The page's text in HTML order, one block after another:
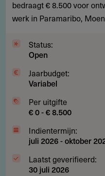
ontwerpersresidency
in
bedraagt € 8.500 voor
werk in Paramaribo,
Status:
Open
Jaarbudget:
Variabel
Per uitgifte
€ 0 - € 8.500
Indientermijn:
juli 2026-oktober
Laatst geverifieerd:
30 juli 2026